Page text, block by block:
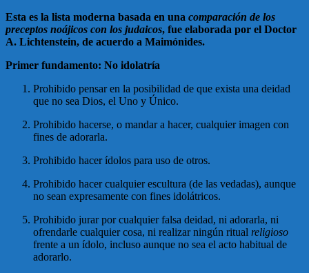
Esta es la lista moderna basada en una comparación de los
preceptos noájicos con los judaicos, fue elaborada por el Doctor
A. Lichtenstein, de acuerdo a Maimónides.
Primer fundamento: No idolatría
Prohibido pensar en la posibilidad de que exista una deidad
que no sea Dios, el Uno y Único.
Prohibido hacerse, o mandar a hacer, cualquier imagen con
fines de adorarla.
Prohibido hacer ídolos para uso de otros.
Prohibido hacer cualquier escultura (de las vedadas), aunque
no sean expresamente con fines idolátricos.
Prohibido jurar por cualquier falsa deidad, ni adorarla, ni
ofrendarle cualquier cosa, ni realizar ningún ritual religioso
frente a un ídolo, incluso aunque no sea el acto habitual de
adorarlo.